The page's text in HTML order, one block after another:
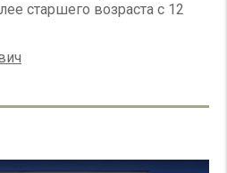
старшего возраста с 12